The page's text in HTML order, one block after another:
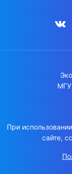
При
сайте,